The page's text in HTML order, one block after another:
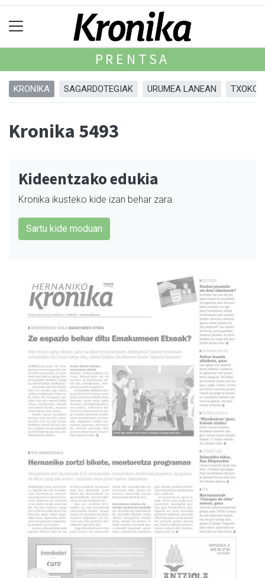
PRENTSA
KRONIKA SAGARDOTEGIAK URUMEA LANEAN
Kronika 5493
Kideentzako edukia
Kronika ikusteko kide izan behar zara.
Sartu kide moduan